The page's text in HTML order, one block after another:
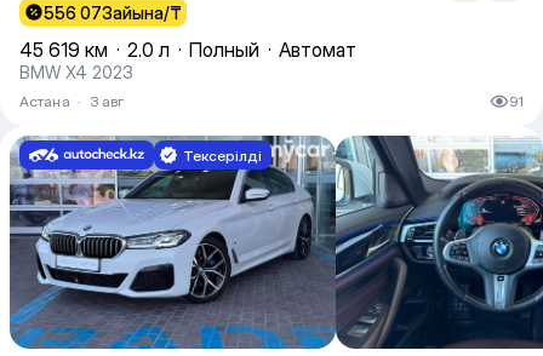
556 073айына/₸
45 619 км · 2.0 л · Полный · Автомат
BMW X4 2023
Астана · 3 авг 91
Тексерілді